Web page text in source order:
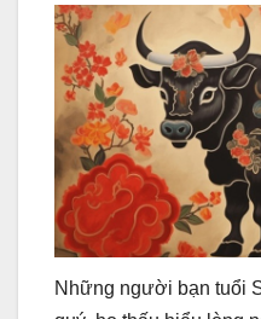
Những người bạn tuổi